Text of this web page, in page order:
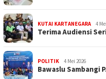
KUTAI KARTANEGARA 4
Terima Audiensi
POLITIK 4 Mei 2026
Bawaslu Sambangi